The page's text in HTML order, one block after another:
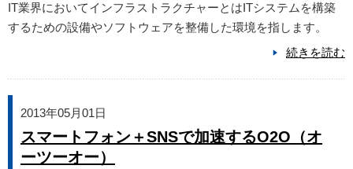
IT業界においてインフラストラクチャーとはITシステムを構築
するための設備やソフトウェアを整備した環境を指します。
続きを読む
2013年05月01日
スマートフォン＋SNSで加速するO2O（オ
ーツーオー）